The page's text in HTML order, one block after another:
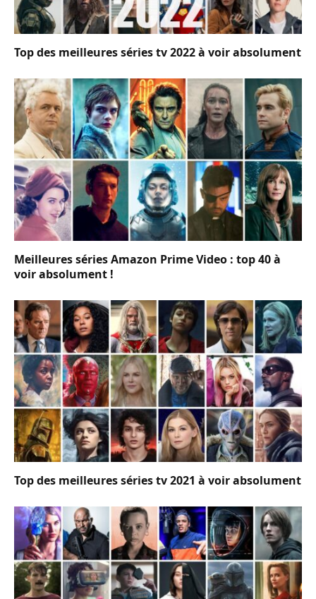
Top des meilleures séries tv 2022 à voir absolument
Meilleures séries Amazon Prime Video : top 40 à
voir absolument !
Top des meilleures séries tv 2021 à voir absolument